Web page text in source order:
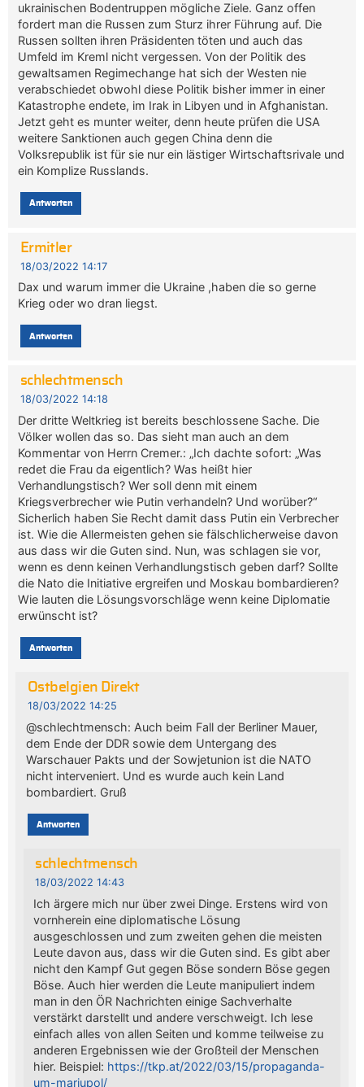
ukrainischen Bodentruppen mögliche Ziele. Ganz offen
fordert man die Russen zum Sturz ihrer Führung auf. Die
Russen sollten ihren Präsidenten töten und auch das
Umfeld im Kreml nicht vergessen. Von der Politik des
gewaltsamen Regimechange hat sich der Westen nie
verabschiedet obwohl diese Politik bisher immer in einer
Katastrophe endete, im Irak in Libyen und in Afghanistan.
Jetzt geht es munter weiter, denn heute prüfen die USA
weitere Sanktionen auch gegen China denn die
Volksrepublik ist für sie nur ein lästiger Wirtschaftsrivale und
ein Komplize Russlands.
Antworten
Ermitler
18/03/2022 14:17
Dax und warum immer die Ukraine ,haben die so gerne
Krieg oder wo dran liegst.
Antworten
schlechtmensch
18/03/2022 14:18
Der dritte Weltkrieg ist bereits beschlossene Sache. Die
Völker wollen das so. Das sieht man auch an dem
Kommentar von Herrn Cremer.: „Ich dachte sofort: „Was
redet die Frau da eigentlich? Was heißt hier
Verhandlungstisch? Wer soll denn mit einem
Kriegsverbrecher wie Putin verhandeln? Und worüber?“
Sicherlich haben Sie Recht damit dass Putin ein Verbrecher
ist. Wie die Allermeisten gehen sie fälschlicherweise davon
aus dass wir die Guten sind. Nun, was schlagen sie vor,
wenn es denn keinen Verhandlungstisch geben darf? Sollte
die Nato die Initiative ergreifen und Moskau bombardieren?
Wie lauten die Lösungsvorschläge wenn keine Diplomatie
erwünscht ist?
Antworten
Ostbelgien Direkt
18/03/2022 14:25
@schlechtmensch: Auch beim Fall der Berliner Mauer,
dem Ende der DDR sowie dem Untergang des
Warschauer Pakts und der Sowjetunion ist die NATO
nicht interveniert. Und es wurde auch kein Land
bombardiert. Gruß
Antworten
schlechtmensch
18/03/2022 14:43
Ich ärgere mich nur über zwei Dinge. Erstens wird von
vornherein eine diplomatische Lösung
ausgeschlossen und zum zweiten gehen die meisten
Leute davon aus, dass wir die Guten sind. Es gibt aber
nicht den Kampf Gut gegen Böse sondern Böse gegen
Böse. Auch hier werden die Leute manipuliert indem
man in den ÖR Nachrichten einige Sachverhalte
verstärkt darstellt und andere verschweigt. Ich lese
einfach alles von allen Seiten und komme teilweise zu
anderen Ergebnissen wie der Großteil der Menschen
hier. Beispiel: https://tkp.at/2022/03/15/propaganda-
um-mariupol/